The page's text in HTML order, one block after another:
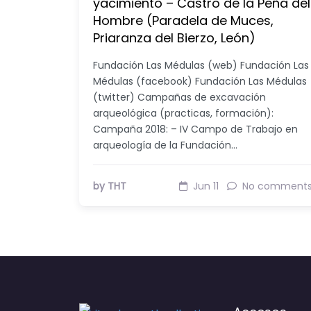
Hombre (Paradela de Muces,
Priaranza del Bierzo, León)
Fundación Las Médulas (web) Fundación Las
Médulas (facebook) Fundación Las Médulas
(twitter) Campañas de excavación
arqueológica (practicas, formación):
Campaña 2018: – IV Campo de Trabajo en
arqueología de la Fundación…
by THT Jun 11 No